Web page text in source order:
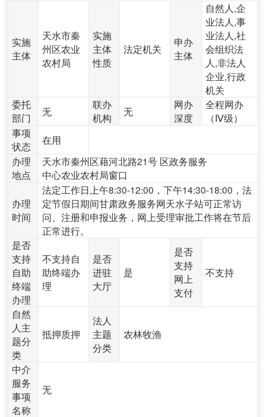
实施
主体
天水市秦
州区农业
农村局
实施
主体
性质
法定机关
申办
主体
自然人,企
业法人,事
业法人,社
会组织法
人,非法人
企业,行政
机关
委托
部门
无
联办
机构
无
网办
深度
全程网办
（Ⅳ级）
事项
状态
在用
办理
地点
天水市秦州区藉河北路21号 区政务服务
中心农业农村局窗口
办理
时间
法定工作日上午8:30-12:00，下午14:30-18:00，法
定节假日期间甘肃政务服务网天水子站可正常访
问、注册和申报业务，网上受理审批工作将在节后
正常进行。
是否
支持
自助
终端
办理
不支持自
助终端办
理
是否
进驻
大厅
是
是否
支持
网上
支付
不支持
自然
人主
题分
类
抵押质押
法人
主题
分类
农林牧渔
中介
服务
事项
名称
无